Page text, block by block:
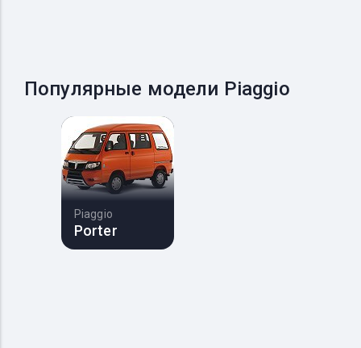
Популярные модели Piaggio
Piaggio
Porter